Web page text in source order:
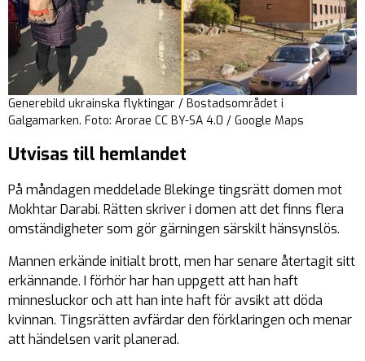
Generebild ukrainska flyktingar / Bostadsområdet i
Galgamarken. Foto: Arorae CC BY-SA 4.0 / Google Maps
Utvisas till hemlandet
På måndagen meddelade Blekinge tingsrätt domen mot
Mokhtar Darabi. Rätten skriver i domen att det finns flera
omständigheter som gör gärningen särskilt hänsynslös.
Mannen erkände initialt brott, men har senare återtagit sitt
erkännande. I förhör har han uppgett att han haft
minnesluckor och att han inte haft för avsikt att döda
kvinnan. Tingsrätten avfärdar den förklaringen och menar
att händelsen varit planerad.